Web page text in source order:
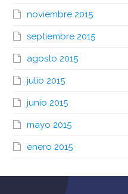
noviembre 2015
septiembre 2015
agosto 2015
julio 2015
junio 2015
mayo 2015
enero 2015